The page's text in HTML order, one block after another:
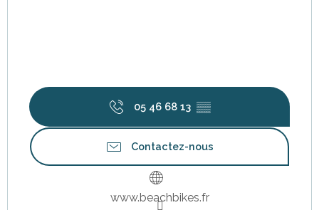
05 46 68 13 ▒▒
Contactez-nous
www.beachbikes.fr